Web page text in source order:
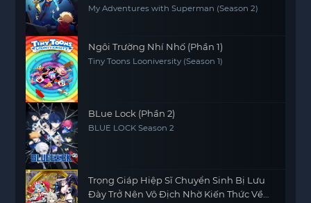
My Adventures with Superman (Season 2)
Ngôi Trường Nhí Nhố (Phần 1)
Tiny Toons Looniversity (Season 1)
BLue Lock (Phần 2)
BLUE LOCK Season 2
Trọng Giáp Hiệp Sĩ Chuyển Sinh Bị Lưu
Đày Trở Nên Vô Địch Nhờ Kiến Thức Về